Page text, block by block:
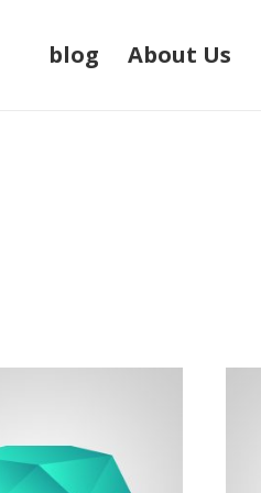
About Us
blog